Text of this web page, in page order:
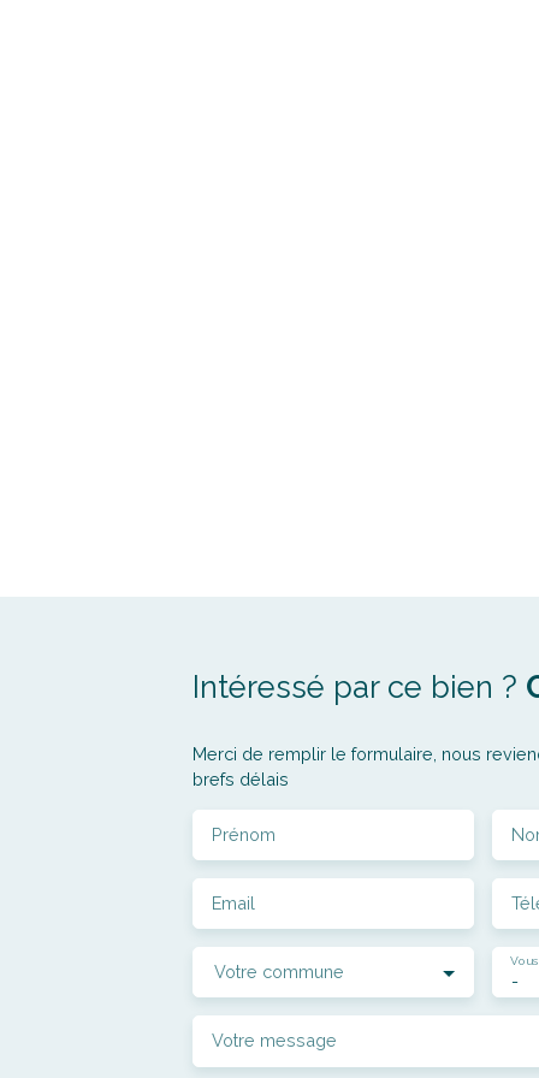
Intéressé par ce bien ?
Merci de remplir le formulaire, nous
brefs délais
Prénom
Email
Votre commune -
Votre message